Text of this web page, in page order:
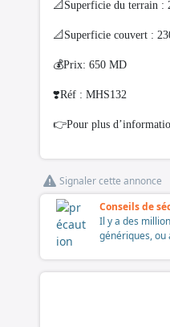
📐Superficie du terrain :
📐Superficie couvert :
💰Prix: 650 MD
❣️Réf : MHS132
👉Pour plus
Signaler cette annonce
Conseils de
Il y a des
génériques, ou